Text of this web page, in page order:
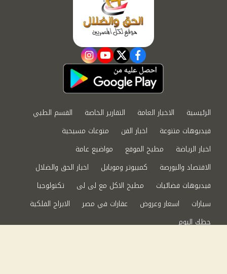
facebook
twitter
youtube
instagram
الرئيسية الاخبار العامة التقارير الخاصة
القسم الطبي
فيديوهات متنوعة
اخبار الفن
منوعات مسيحية
اخبار الرياضة
مطبخ الموقع
مواضيع عامة
الاقتصاد والبورصة
كمبيوتر وموبايل
اخبار الحق والضلال
فيديوهات فضائيات
مطبخ الاكل مع لى لى
تكنولوجيا
سيارات
اسعار وعروض عقارات في مصر
الابراج الفلكية
حظك اليوم